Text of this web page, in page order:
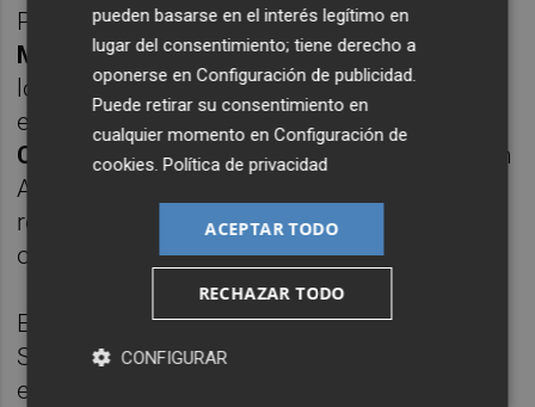
Por el área metropolitana el ascenso de
María José Cataláen Valencia y resultados
locales como los deJuan Ramón Adsuara
en Alfafar;
Paqui Bartual , Xirivella; Laura
Chuliá
, en Benetússer; oVicente Cervera
, en
Alaquàs, le han permitido aumentar su
registro de diputados provinciales y añadir
otros tres. Ya van 13.
En los partidos judiciales de Gandia, Llíria y
Sagunt se mantiene el reparto ya fraguado
en 2019 de un escaño para PP y otro para
pueden basarse en el interés legítimo en
lugar del consentimiento; tiene derecho a
oponerse enConfiguración de publicidad
Puede retirar su consentimiento en
cualquier momento enConfiguración de
cookies .Política de privacidad
ACEPTAR TODO
RECHAZAR TODO
CONFIGURAR